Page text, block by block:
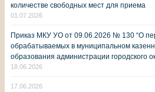
количестве свободных мест для приема
01.07.2026
Приказ МКУ УО от 09.06.2026 № 130 “О
обрабатываемых в муниципальном
образования администрации городского
18.06.2026
17.06.2026